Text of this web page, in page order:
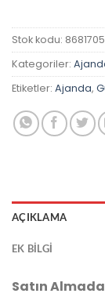
Stok kodu:
Kategoriler:
Etiketler: Ajanda,
AÇIKLAMA
EK BILGI
Satın